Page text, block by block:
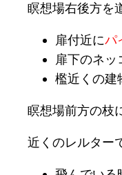
瞑想場右後方を
扉付近にパ
扉下のネッ
檻近くの建
瞑想場前方の枝
近くのレルター